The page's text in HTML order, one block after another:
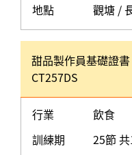
地點 觀塘 /
甜品製作員基礎證書
CT257DS
行業
飲食
訓練期
25節